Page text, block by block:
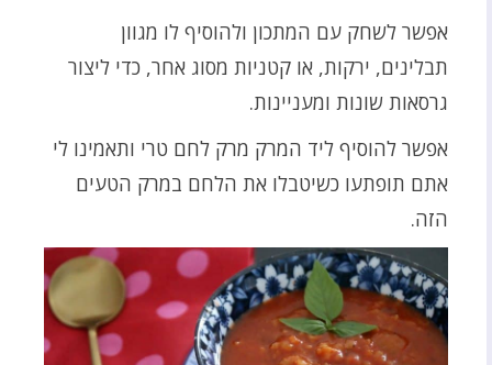
אפשר לשחק עם המתכון ולהוסיף לו מגוון
תבלינים, ירקות, או קטניות מסוג אחר, כדי ליצור
גרסאות שונות ומעניינות.
אפשר להוסיף ליד המרק מרק לחם טרי ותאמינו לי
אתם תופתעו כשיטבלו את הלחם במרק הטעים
הזה.